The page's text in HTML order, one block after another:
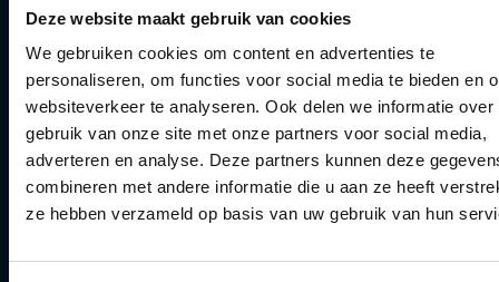
Deze website maakt gebruik van cookies
We gebruiken cookies om content en advertenties te
personaliseren, om functies voor social media te bieden en
websiteverkeer te analyseren. Ook delen we informatie over
gebruik van onze site met onze partners voor social media,
adverteren en analyse. Deze partners kunnen deze
combineren met andere informatie die u aan ze heeft
ze hebben verzameld op basis van uw gebruik van hun
Uw levensverzekering
Algemene
voorwaarden
Blog
Uw pensioen
Uw levensverzekering
Algemene
voorwaarden
Blog
Vivium Info